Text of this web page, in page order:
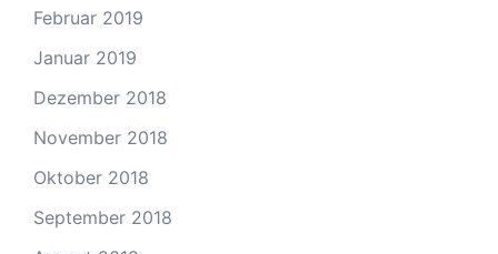
Februar 2019
Januar 2019
Dezember 2018
November 2018
Oktober 2018
September 2018